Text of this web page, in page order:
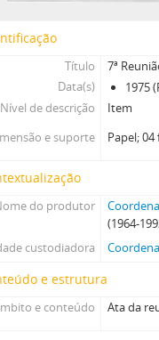
Título
7ª
Data(s)
1975
Nível de descrição
Item
e suporte
Papel; 04
do produtor
(1964-
custodiadora
e estrutura
e conteúdo Ata da